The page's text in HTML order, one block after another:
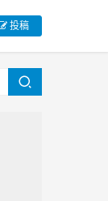
投稿